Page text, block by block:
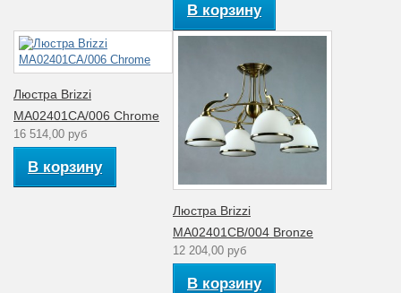
В корзину
Люстра Brizzi
MA02401CA/006 Chrome
16 514,00 руб
В корзину
Люстра Brizzi
MA02401CB/004 Bronze
12 204,00 руб
В корзину